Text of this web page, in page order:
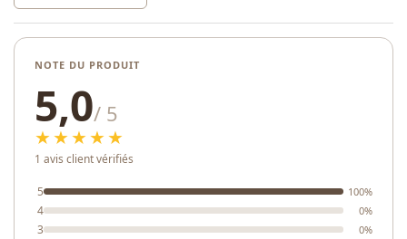
NOTE DU PRODUIT
5,0/ 5
★★★★★
1 avis client vérifiés
5 100%
4 0%
3 0%